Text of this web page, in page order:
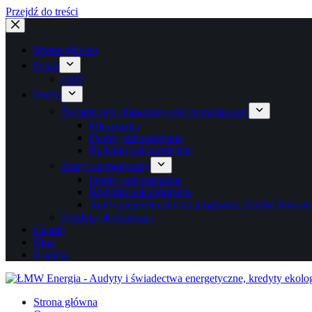
Przejdź do treści
Strona główna
O nas
FAQ
Oferta
Świadectwo charakterystyki energetycznej
Mieszkania
Domy jednorodzinne
Budynki wielorodzinne
Audyt energetyczny
Domy jednorodzinne
Budynki wielorodzinne
Audyt energetyczny do programu „Czyste
Kredyty ekologiczne
Cennik
Blog
Kontakt
Strona główna